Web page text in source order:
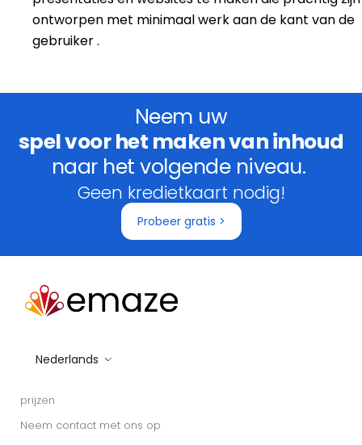
ontworpen met minimaal werk aan de kant van de
gebruiker .
Neem uw
spel voor het maken van inhoud
naar het volgende niveau.
Geen kredietkaart nodig!
Probeer gratis >
Nederlands
prijzen
Neem contact met ons op